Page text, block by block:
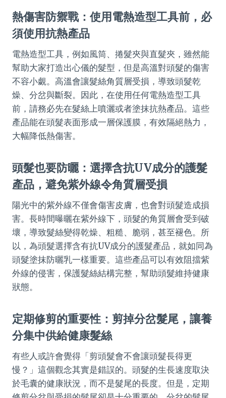
熱傷害防禦戰：使用電熱造型工具前，必
須使用抗熱產品
電熱造型工具，例如風筒、捲髮夾與直髮夾，雖然能
幫助大家打造出心儀的髮型，但是高溫對頭髮的傷害
不容小覷。高溫會讓髮絲角質層受損，導致頭髮乾
燥、分岔與斷裂。因此，在使用任何電熱造型工具
前，請務必先在髮絲上噴灑或者塗抹抗熱產品。這些
產品能在頭髮表面形成一層保護膜，有效隔絕熱力，
大幅降低熱傷害。
頭髮也要防曬：選擇含抗UV成分的護髮
產品，避免紫外線令角質層受損
陽光中的紫外線不僅會傷害皮膚，也會對頭髮造成損
害。長時間曝曬在紫外線下，頭髮的角質層會受到破
壞，導致髮絲變得乾燥、粗糙、脆弱，甚至褪色。所
以，為頭髮選擇含有抗UV成分的護髮產品，就如同為
頭髮塗抹防曬乳一樣重要。這些產品可以有效阻擋紫
外線的侵害，保護髮絲結構完整，幫助頭髮維持健康
狀態。
定期修剪的重要性：剪掉分岔髮尾，讓養
分集中供給健康髮絲
有些人或許會覺得「剪頭髮會不會讓頭髮長得更
慢？」這個觀念其實是錯誤的。頭髮的生長速度取決
於毛囊的健康狀況，而不是髮尾的長度。但是，定期